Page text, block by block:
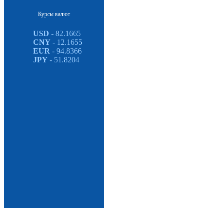
Курсы валют
USD - 82.1665
CNY - 12.1655
EUR - 94.8366
JPY - 51.8204